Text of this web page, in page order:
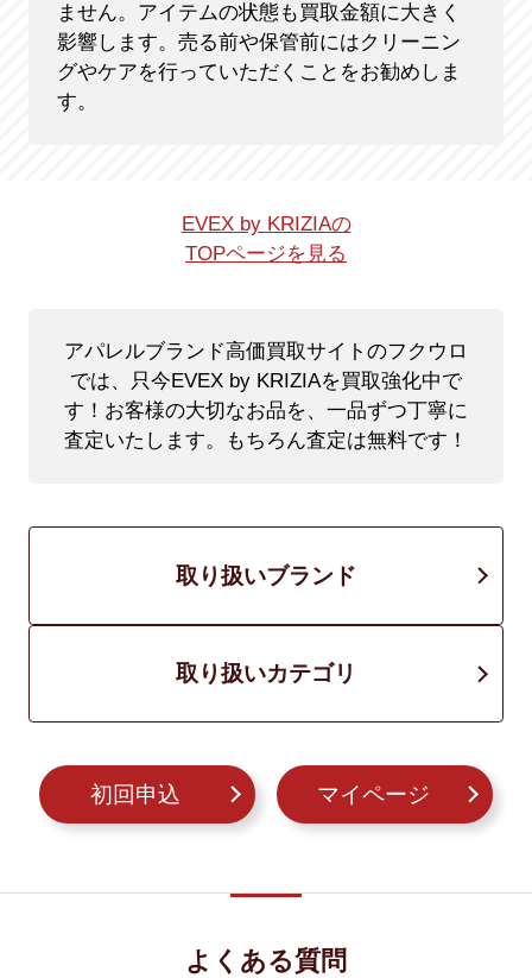
ません。アイテムの状態も買取金額に大きく
影響します。売る前や保管前にはクリーニン
グやケアを行っていただくことをお勧めしま
す。
EVEX by KRIZIAの
TOPページを見る
アパレルブランド高価買取サイトのフクウロ
では、只今EVEX by KRIZIAを買取強化中で
す！ お客様の大切なお品を、一品ずつ丁寧に
査定いたします。もちろん査定は無料です！
取り扱いブランド
取り扱いカテゴリ
初回申込 マイページ
よくある質問